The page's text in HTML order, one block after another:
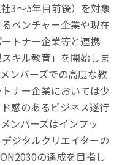
3～5年目前後）を対象
ベンチャー企業や現在
トナー企業等と連携
キル教育」を開始しま
ンバーズでの高度な教
ナー企業においては少
感のあるビジネス遂行
ンバーズはインプッ
ジタルクリエイターの
の達成を目指し